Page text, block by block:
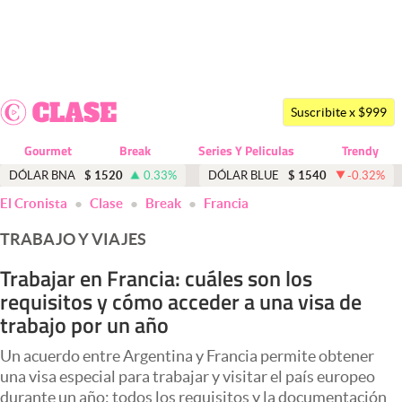
Dólar
Economía y Política
Finanzas y Mercados
Mercados Online
Negocios
Columnistas
Apertura
Suscribite x $999
Gourmet Break Series Y Peliculas Trendy
DÓLAR BNA $ 1520 0.33% DÓLAR BLUE $ 1540 -0.32%
El Cronista Clase Break Francia
TRABAJO Y VIAJES
Trabajar en Francia: cuáles son los
requisitos y cómo acceder a una visa de
trabajo por un año
Un acuerdo entre Argentina y Francia permite obtener
una visa especial para trabajar y visitar el país europeo
durante un año: todos los requisitos y la documentación